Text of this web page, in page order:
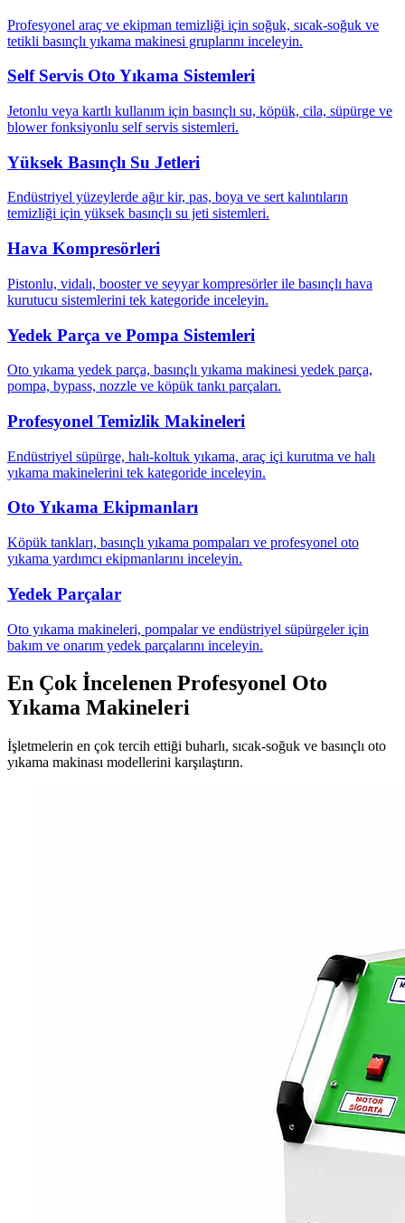
Profesyonel araç ve ekipman temizliği için soğuk, sıcak-soğuk ve
tetikli basınçlı yıkama makinesi gruplarını inceleyin.
Self Servis Oto Yıkama Sistemleri
Jetonlu veya kartlı kullanım için basınçlı su, köpük, cila, süpürge ve
blower fonksiyonlu self servis sistemleri.
Yüksek Basınçlı Su Jetleri
Endüstriyel yüzeylerde ağır kir, pas, boya ve sert kalıntıların
temizliği için yüksek basınçlı su jeti sistemleri.
Hava Kompresörleri
Pistonlu, vidalı, booster ve seyyar kompresörler ile basınçlı hava
kurutucu sistemlerini tek kategoride inceleyin.
Yedek Parça ve Pompa Sistemleri
Oto yıkama yedek parça, basınçlı yıkama makinesi yedek parça,
pompa, bypass, nozzle ve köpük tankı parçaları.
Profesyonel Temizlik Makineleri
Endüstriyel süpürge, halı-koltuk yıkama, araç içi kurutma ve halı
yıkama makinelerini tek kategoride inceleyin.
Oto Yıkama Ekipmanları
Köpük tankları, basınçlı yıkama pompaları ve profesyonel oto
yıkama yardımcı ekipmanlarını inceleyin.
Yedek Parçalar
Oto yıkama makineleri, pompalar ve endüstriyel süpürgeler için
bakım ve onarım yedek parçalarını inceleyin.
En Çok İncelenen Profesyonel Oto
Yıkama Makineleri
İşletmelerin en çok tercih ettiği buharlı, sıcak-soğuk ve basınçlı oto
yıkama makinası modellerini karşılaştırın.